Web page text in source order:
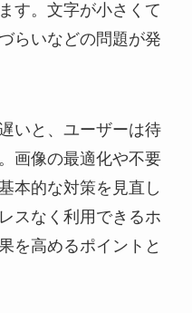
す。文字が小さくて
らいなどの問題が発
いと、ユーザーは待
画像の最適化や不要
本的な対策を見直し
スなく利用できるホ
を高めるポイントと